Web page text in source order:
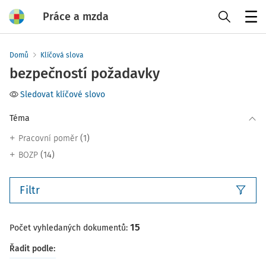
Práce a mzda
Domů Klíčová slova
bezpečností požadavky
Sledovat klíčové slovo
Téma
Pracovní poměr (1)
BOZP (14)
Filtr
Počet vyhledaných dokumentů: 15
Řadit podle: